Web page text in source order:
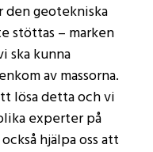
den geotekniska
stöttas – marken
ska kunna
av massorna.
lösa detta och vi
experter på
hjälpa oss att